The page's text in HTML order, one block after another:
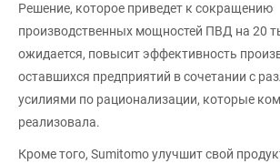
Решение, которое приведет к сокращению
производственных мощностей ПВД на 20
ожидается, повысит эффективность
оставшихся предприятий в сочетании с
усилиями по рационализации, которые
реализовала.
Кроме того, Sumitomo улучшит свой